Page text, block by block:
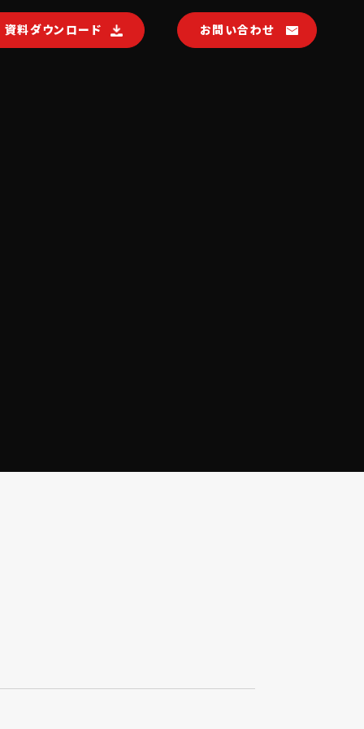
資料ダウンロード お問い合わせ